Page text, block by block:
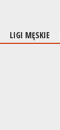
LIGI MĘSKIE